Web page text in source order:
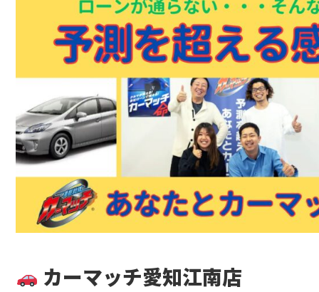
カーマッチ愛知江南店